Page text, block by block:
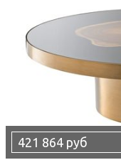
421 864 руб